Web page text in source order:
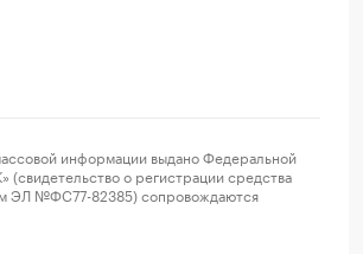
информации выдано Федеральной
о регистрации средства
ЭЛ №ФС77-82385) сопровождаются